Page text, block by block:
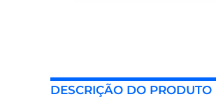
DESCRIÇÃO DO PRODUTO